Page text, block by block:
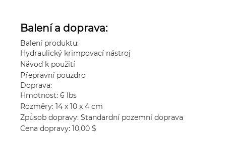
Balení a doprava:
Balení produktu:
Hydraulický krimpovací nástroj
Návod k použití
Přepravní pouzdro
Doprava:
Hmotnost: 6 lbs
Rozměry: 14 x 10 x 4 cm
Způsob dopravy: Standardní pozemní doprava
Cena dopravy: 10,00 $